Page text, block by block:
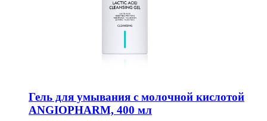
Гель для умывания с молочной кислотой
ANGIOPHARM, 400 мл